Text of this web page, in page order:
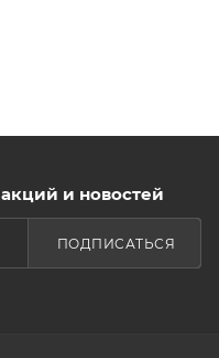
и новостей
ПОДПИСАТЬСЯ